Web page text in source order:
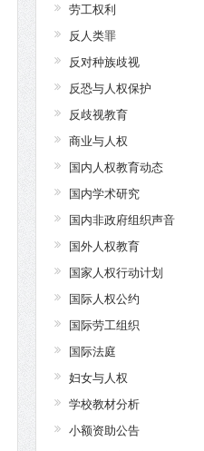
劳工权利
反人类罪
反对种族歧视
反恐与人权保护
反歧视教育
商业与人权
国内人权教育动态
国内学术研究
国内非政府组织声音
国外人权教育
国家人权行动计划
国际人权公约
国际劳工组织
国际法庭
妇女与人权
学校教材分析
小额资助公告